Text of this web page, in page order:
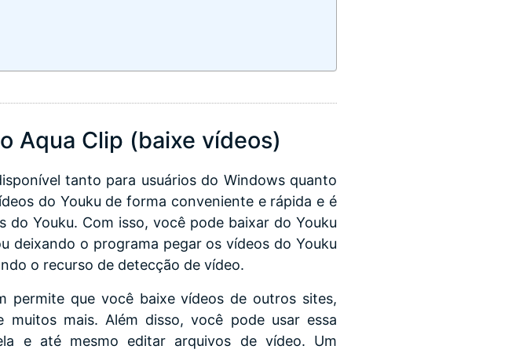
Aqua Clip (baixe vídeos)
tanto para usuários do Windows quanto
do Youku de forma conveniente e rápida e é
Youku. Com isso, você pode baixar do Youku
deixando o programa pegar os vídeos do Youku
o recurso de detecção de vídeo.
permite que você baixe vídeos de outros sites,
muitos mais. Além disso, você pode usar essa
e até mesmo editar arquivos de vídeo. Um